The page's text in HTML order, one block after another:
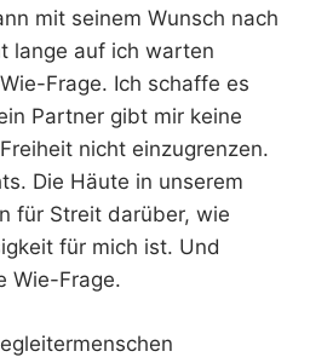
mit seinem Wunsch nach
lange auf ich warten
Frage. Ich schaffe es
Partner gibt mir keine
nicht einzugrenzen.
Die Häute in unserem
für Streit darüber, wie
für mich ist. Und
Wie-Frage.